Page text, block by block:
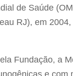
de Saúde
RJ), em
Fundação, a